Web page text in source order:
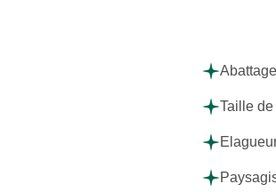
Taille